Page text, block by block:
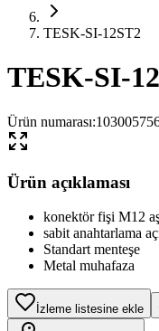
TESK-SI-12ST2
TESK-SI-
Ürün numarası:
Ürün açıklaması
konektör fişi M12
sabit anahtarlama
Standart menteşe
Metal muhafaza
İzleme listesine ekle